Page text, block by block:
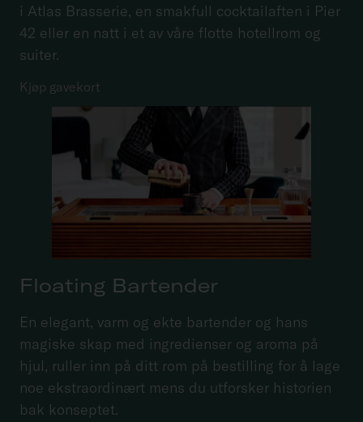
i Atlas Brasserie, en smakfull cocktailaften i Pier
42 eller en natt i et av våre flotte hotellrom og
suiter.
Kjøp gavekort
Floating Bartender
En elegant, varm og ekte bartender og hans
magiske skap med ingredienser og aroma på
hjul, ruller inn på ditt rom på bestilling for å lage
noe ekstraordinært mens du utforsker historien
bak konseptet.